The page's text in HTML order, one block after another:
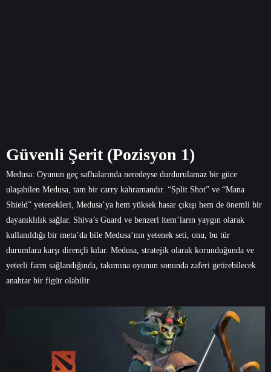
Güvenli Şerit (Pozisyon 1)
Medusa: Oyunun geç safhalarında neredeyse durdurulamaz bir güce
ulaşabilen Medusa, tam bir carry kahramandır. “Split Shot” ve “Mana
Shield” yetenekleri, Medusa’ya hem yüksek hasar çıkışı hem de önemli bir
dayanıklılık sağlar. Shiva’s Guard ve benzeri item’ların yaygın olarak
kullanıldığı bir meta’da bile Medusa’nın yetenek seti, onu, bu tür
durumlara karşı dirençli kılar. Medusa, stratejik olarak korunduğunda ve
yeterli farm sağlandığında, takımına oyunun sonunda zaferi getirebilecek
anahtar bir figür olabilir.